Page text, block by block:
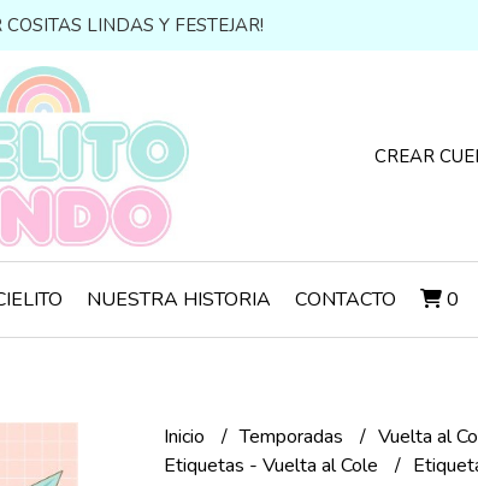
LINDAS Y FESTEJAR!
CREAR
NUESTRA HISTORIA CONTACTO 0
Inicio Temporadas
Vuelta al
Etiquetas - Vuelta al Cole